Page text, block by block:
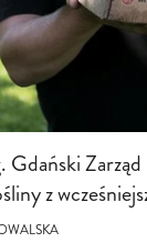
Gdański
z